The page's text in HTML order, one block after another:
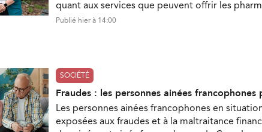
quant aux services que peuvent offrir les
Publié hier à 14:00
SOCIÉTÉ
Fraudes : les personnes ainées francophones
Les personnes ainées francophones en
exposées aux fraudes et à la maltraitance